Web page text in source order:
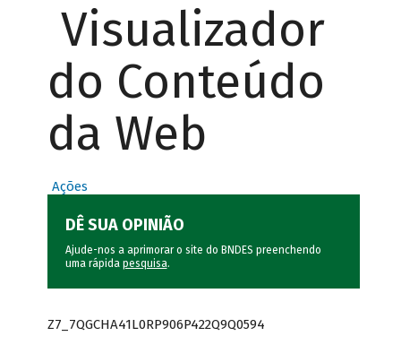
Visualizador
do Conteúdo
da Web
Ações
DÊ SUA OPINIÃO
Ajude-nos a aprimorar o site do BNDES preenchendo
uma rápida pesquisa.
Z7_7QGCHA41L0RP906P422Q9Q0594